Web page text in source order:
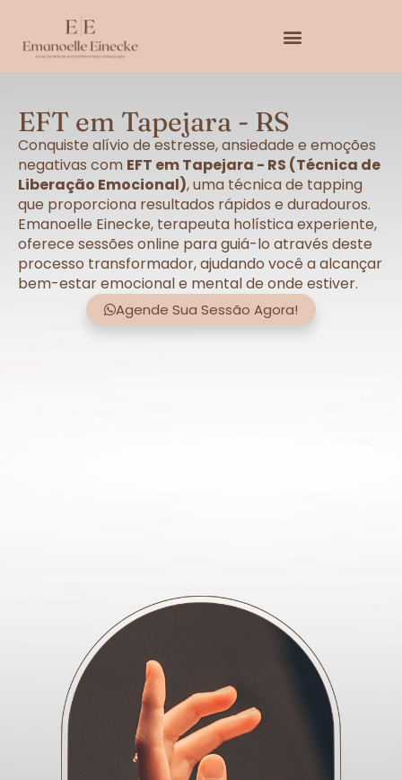
EFT em Tapejara - RS
Conquiste alívio de estresse, ansiedade e emoções
negativas com EFT em Tapejara - RS (Técnica de
Liberação Emocional), uma técnica de tapping
que proporciona resultados rápidos e duradouros.
Emanoelle Einecke, terapeuta holística experiente,
oferece sessões online para guiá-lo através deste
processo transformador, ajudando você a alcançar
bem-estar emocional e mental de onde estiver.
Agende Sua Sessão Agora!